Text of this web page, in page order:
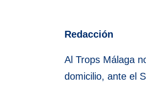
Redacción
Al Trops Málaga
domicilio, ante el